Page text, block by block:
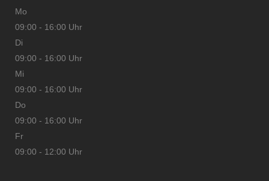
Mo
09:00 - 16:00 Uhr
Di
09:00 - 16:00 Uhr
Mi
09:00 - 16:00 Uhr
Do
09:00 - 16:00 Uhr
Fr
09:00 - 12:00 Uhr